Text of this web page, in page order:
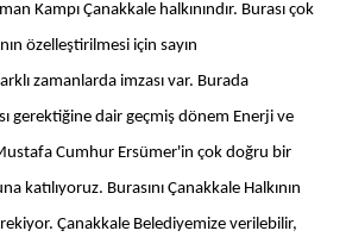
Kampı Çanakkale halkınındır. Burası çok
özelleştirilmesi için sayın
zamanlarda imzası var. Burada
gerektiğine dair geçmiş dönem Enerji ve
Cumhur Ersümer'in çok doğru bir
katılıyoruz. Burasını Çanakkale Halkının
Çanakkale Belediyemize verilebilir,